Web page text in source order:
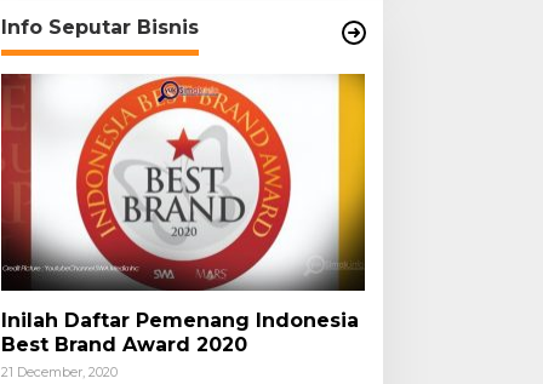
Info Seputar Bisnis
Inilah Daftar Pemenang Indonesia
Best Brand Award 2020
21 December, 2020